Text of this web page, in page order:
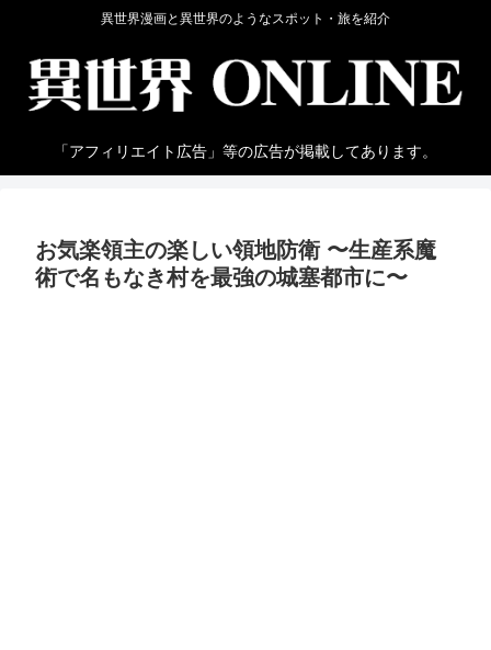
異世界漫画と異世界のようなスポット・旅を紹介
「アフィリエイト広告」等の広告が掲載してあります。
お気楽領主の楽しい領地防衛 〜生産系魔
術で名もなき村を最強の城塞都市に〜